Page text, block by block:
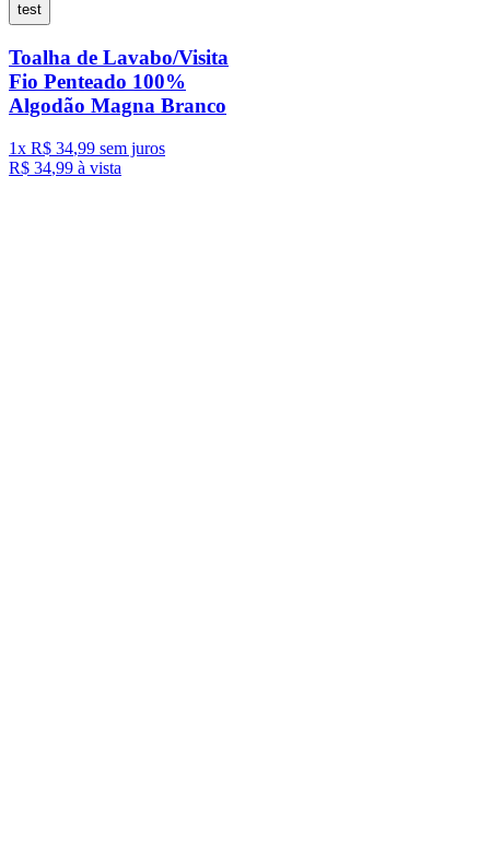
test
Toalha de Lavabo/Visita
Fio Penteado 100%
Algodão Magna Branco
1x R$ 34,99 sem juros
R$ 34,99 à vista